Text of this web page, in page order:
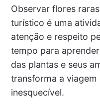
Observar flores
turístico é uma
atenção e respeito
tempo para
das plantas e seus
transforma a viagem
inesquecível.